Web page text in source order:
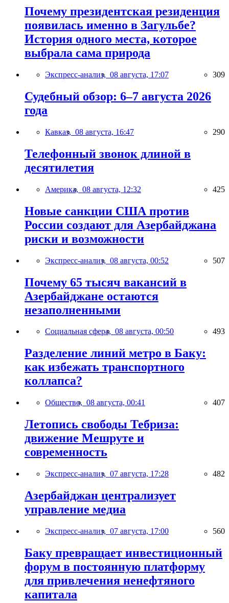
Почему президентская резиденция
появилась именно в Загульбе?
История одного места, которое
выбрала сама природа
Экспресс-анализ, 08 августа, 17:07 309
Судебный обзор: 6–7 августа 2026
года
Кавказ, 08 августа, 16:47 290
Телефонный звонок длиной в
десятилетия
Америка, 08 августа, 12:32 425
Новые санкции США против
России создают для Азербайджана
риски и возможности
Экспресс-анализ, 08 августа, 00:52 507
Почему 65 тысяч вакансий в
Азербайджане остаются
незаполненными
Социальная сфера, 08 августа, 00:50 493
Разделение линий метро в Баку:
как избежать транспортного
коллапса?
Общество, 08 августа, 00:41 407
Летопись свободы Тебриза:
движение Мешруте и
современность
Экспресс-анализ, 07 августа, 17:28 482
Азербайджан централизует
управление медиа
Экспресс-анализ, 07 августа, 17:00 560
Баку превращает инвестиционный
форум в постоянную платформу
для привлечения ненефтяного
капитала